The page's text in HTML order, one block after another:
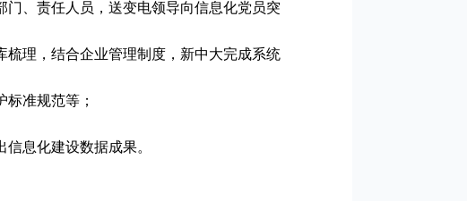
、责任人员，送变电领导向信息化党员突
理，结合企业管理制度，新中大完成系统
准规范等；
息化建设数据成果。